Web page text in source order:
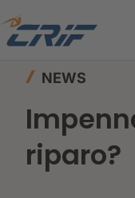
Home
NEWS
riparo?